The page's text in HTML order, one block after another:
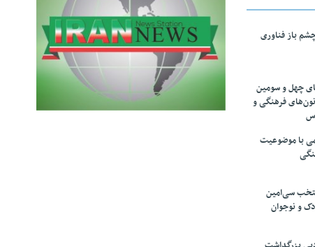
باز فناوری
چهل و سومین
فرهنگی و
با موضوعیت
سی‌امین
و نوجوان